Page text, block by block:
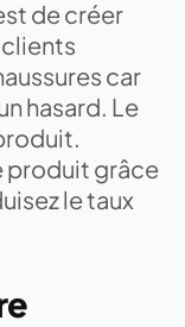
de créer
clients
car
hasard. Le
produit grâce
le taux